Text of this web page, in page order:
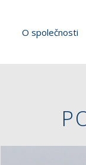
O společnosti